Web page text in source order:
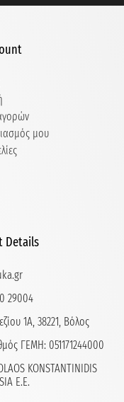
μου
Details
29004
1Α, 38221, Βόλος
ΓΕΜΗ: 051171244000
KONSTANTINIDIS
E.E.